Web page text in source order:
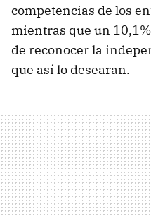
competencias de los
mientras que un
de reconocer la
que así lo desearan.